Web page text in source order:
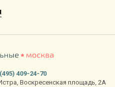
409-24-70
, Воскресенская площадь, 2А